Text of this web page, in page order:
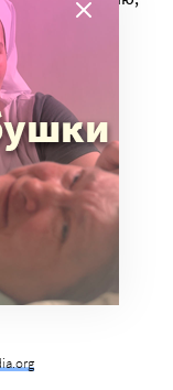
что — не